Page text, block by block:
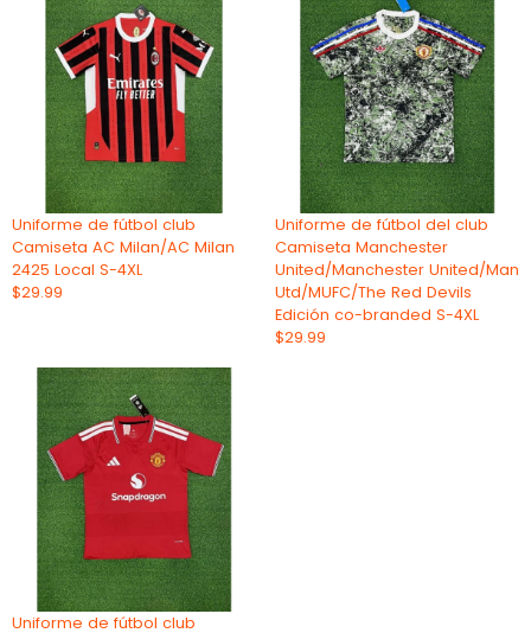
Uniforme de fútbol club
Camiseta AC Milan/AC Milan
2425 Local S-4XL
$29.99
Uniforme de fútbol del club
Camiseta Manchester
United/Manchester United/Man
Utd/MUFC/The Red Devils
Edición co-branded S-4XL
$29.99
Uniforme de fútbol club